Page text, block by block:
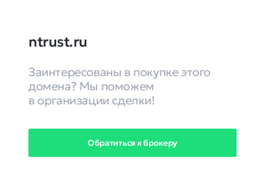
ntrust.ru
Заинтересованы в покупке этого
домена? Мы поможем
в организации сделки!
Обратиться к брокеру